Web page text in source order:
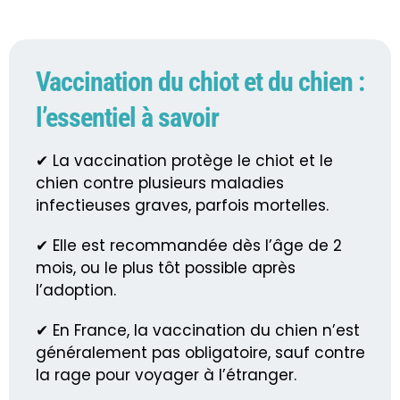
Vaccination du chiot et du chien :
l’essentiel à savoir
✔ La vaccination protège le chiot et le
chien contre plusieurs maladies
infectieuses graves, parfois mortelles.
✔ Elle est recommandée dès l’âge de 2
mois, ou le plus tôt possible après
l’adoption.
✔ En France, la vaccination du chien n’est
généralement pas obligatoire, sauf contre
la rage pour voyager à l’étranger.